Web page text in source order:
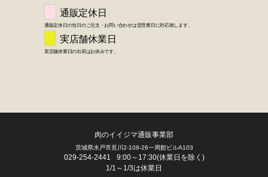
肉のイイジマ通販事業部
茨城県水戸市見川2-108-26一周館ビルA103
029-254-2441
9:00～17:30(休業日を除く)
1/1～1/3は休業日